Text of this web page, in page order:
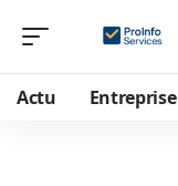
Actu Entreprise